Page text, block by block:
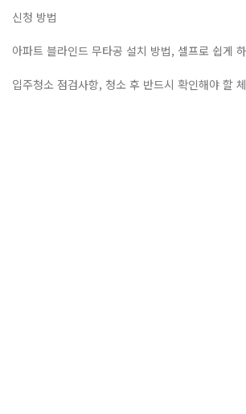
신청 방법
아파트 블라인드 무타공 설치 방법, 셀프로 쉽게
입주청소 점검사항, 청소 후 반드시 확인해야 할